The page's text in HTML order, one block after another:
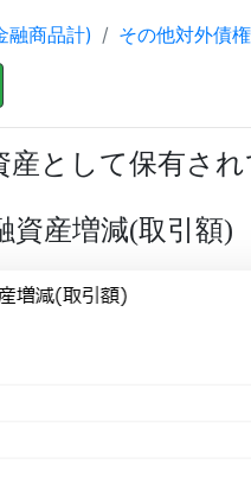
融商品計) その他対外債
産として保有さ
資産増減(取引額)